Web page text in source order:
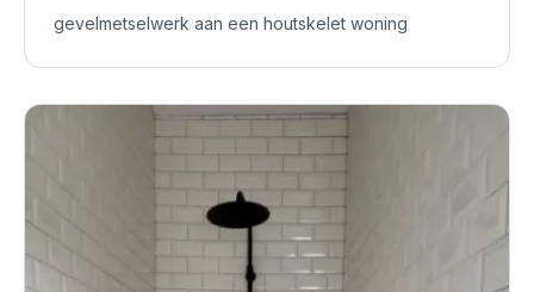
gevelmetselwerk aan een houtskelet woning